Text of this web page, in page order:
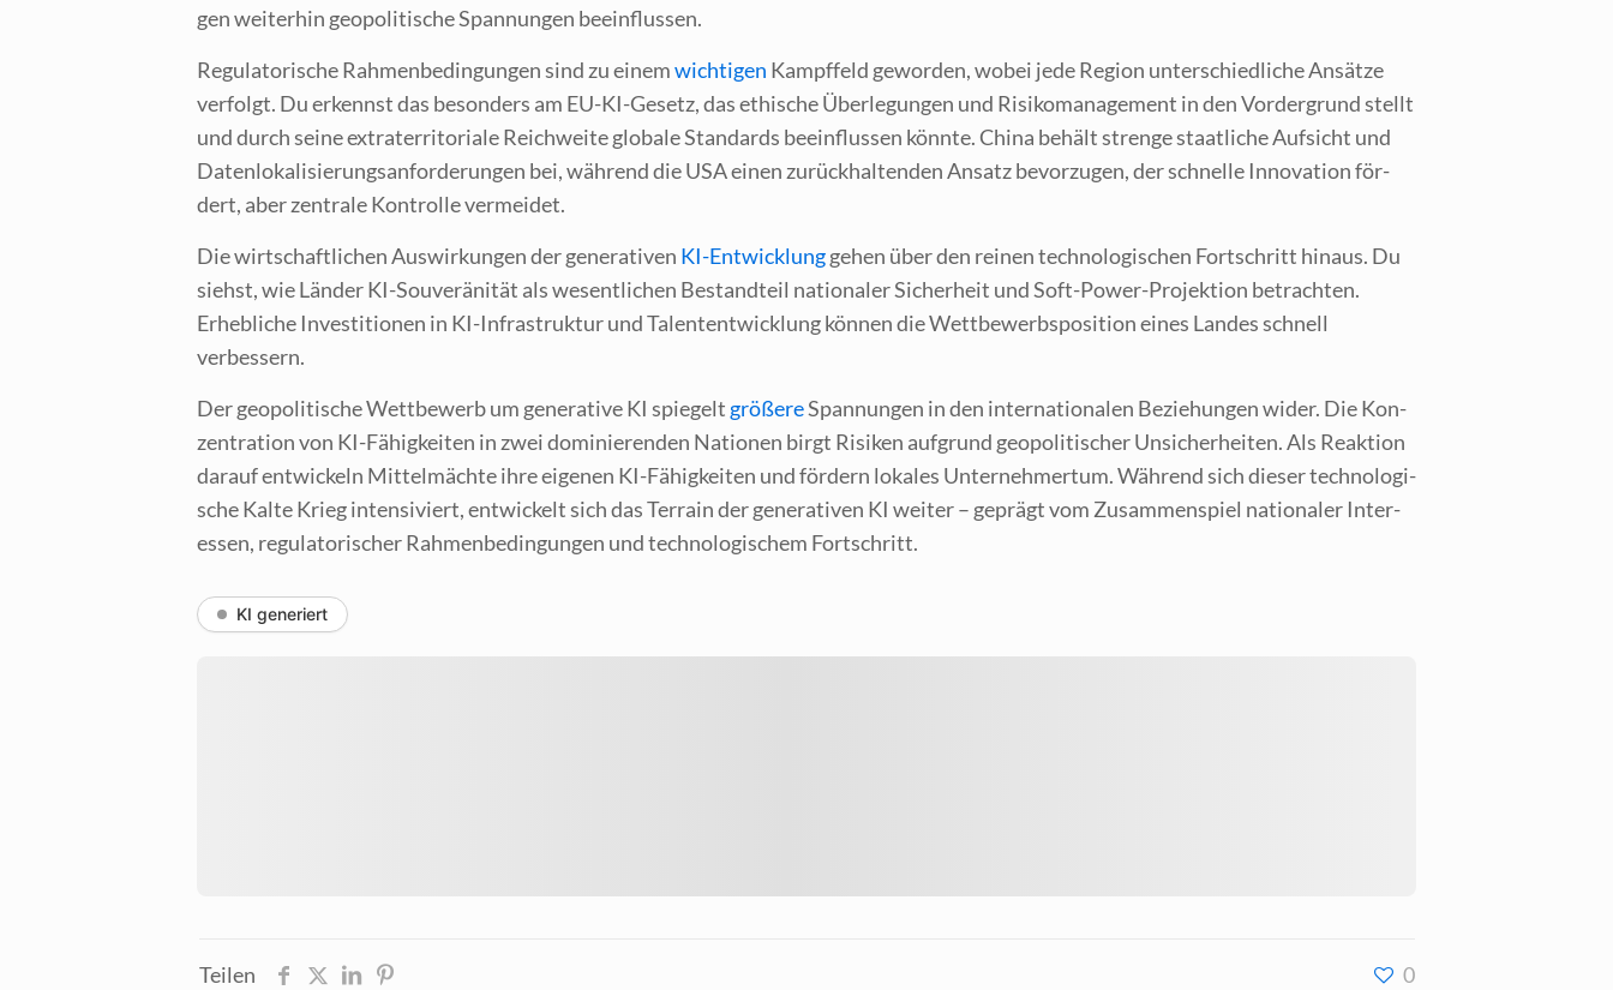
gen wei­ter­hin geo­po­li­ti­sche Span­nun­gen beeinflussen.
Regu­la­to­ri­sche Rah­men­be­din­gun­gen sind zu einemwich­ti­gen Kampf­feld gewor­den, wobei jede Regi­on unter­schied­li­che Ansät­ze
ver­folgt. Du erkennst das beson­ders am EU-KI-Gesetz, das ethi­sche Über­le­gun­gen und Risi­ko­ma­nage­ment in den Vor­der­grund stellt
und durch sei­ne extra­ter­ri­to­ria­le Reich­wei­te glo­ba­le Stan­dards beein­flus­sen könn­te. Chi­na behält stren­ge staat­li­che Auf­sicht und
Daten­lo­ka­li­sie­rungs­an­for­de­run­gen bei, wäh­rend die USA einen zurück­hal­ten­den Ansatz bevor­zu­gen, der schnel­le Inno­va­ti­on för­
dert, aber zen­tra­le Kon­trol­le vermeidet.
Die wirt­schaft­li­chen Aus­wir­kun­gen der gene­ra­ti­ven KI-Ent­wick­lunggehen über den rei­nen tech­no­lo­gi­schen Fort­schritt hin­aus. Du
siehst, wie Län­der KI-Sou­ve­rä­ni­tät als wesent­li­chen Bestand­teil natio­na­ler Sicher­heit und Soft-Power-Pro­jek­ti­on betrach­ten.
Erheb­li­che Inves­ti­tio­nen in KI-Infra­struk­tur und Talentent­wick­lung kön­nen die Wett­be­werbs­po­si­ti­on eines Lan­des schnell
verbessern.
Der geo­po­li­ti­sche Wett­be­werb um gene­ra­ti­ve KI spie­gelt grö­ße­reSpan­nun­gen in den inter­na­tio­na­len Bezie­hun­gen wider. Die Kon­
zen­tra­ti­on von KI-Fähig­kei­ten in zwei domi­nie­ren­den Natio­nen birgt Risi­ken auf­grund geo­po­li­ti­scher Unsi­cher­hei­ten. Als Reak­ti­on
dar­auf ent­wi­ckeln Mit­tel­mäch­te ihre eige­nen KI-Fähig­kei­ten und för­dern loka­les Unter­neh­mer­tum. Wäh­rend sich die­ser tech­no­lo­gi­
sche Kal­te Krieg inten­si­viert, ent­wi­ckelt sich das Ter­rain der gene­ra­ti­ven KI wei­ter – geprägt vom Zusam­men­spiel natio­na­ler Inter­
es­sen, regu­la­to­ri­scher Rah­men­be­din­gun­gen und tech­no­lo­gi­schem Fortschritt.
KI generiert
Teilen 0